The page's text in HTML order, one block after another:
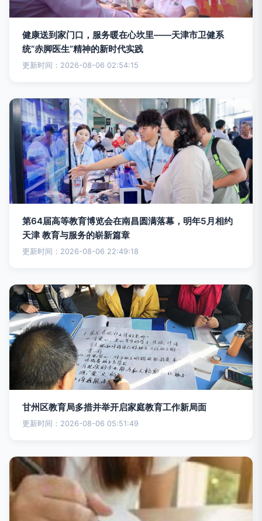
健康送到家门口，服务暖在心坎里——天津市卫健系
统“赤脚医生”精神的新时代实践
更新时间：2026-08-06 02:54:15
第64届高等教育博览会在南昌圆满落幕，明年5月相约
天津 教育与服务的崭新篇章
更新时间：2026-08-06 22:49:18
甘州区教育局多措并举开启家庭教育工作新局面
更新时间：2026-08-06 05:51:49